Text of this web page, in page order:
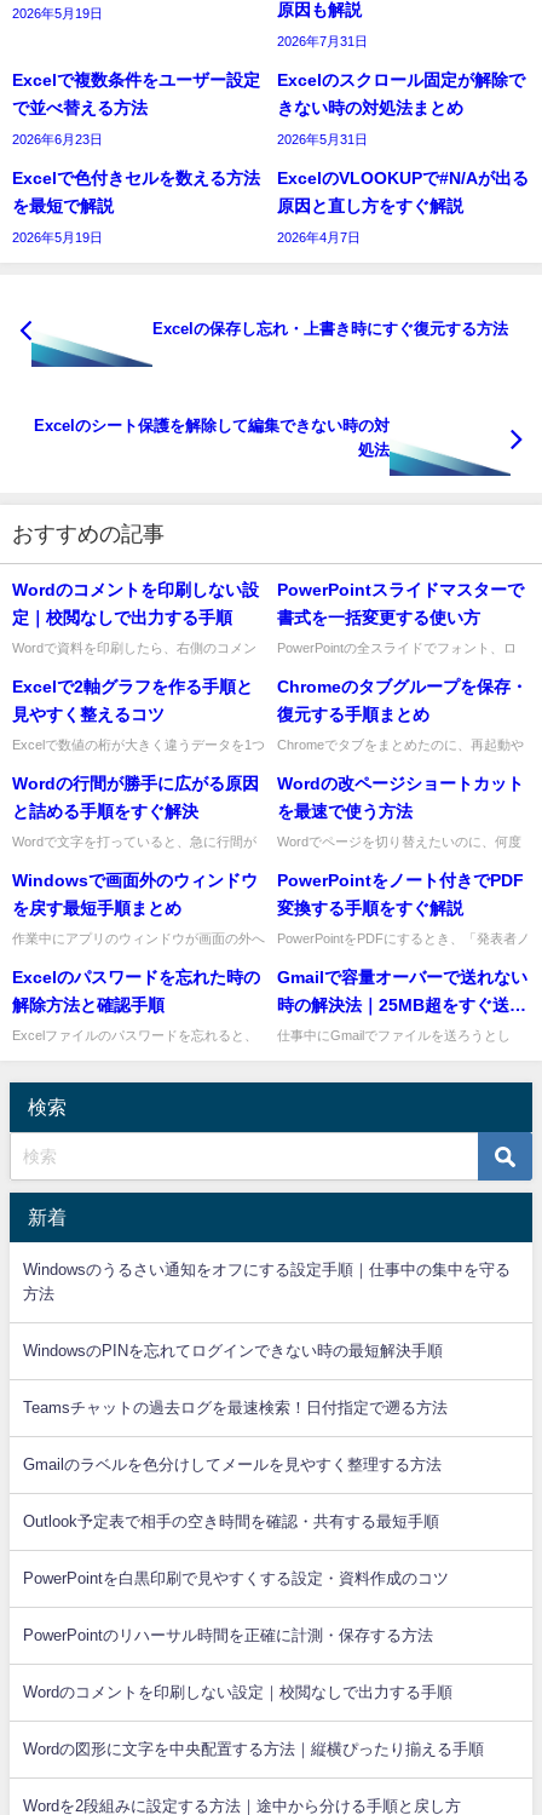
2026年5月19日
原因も解説
2026年7月31日
Excelで複数条件をユーザー設定
で並べ替える方法
2026年6月23日
Excelのスクロール固定が解除で
きない時の対処法まとめ
2026年5月31日
Excelで色付きセルを数える方法
を最短で解説
2026年5月19日
ExcelのVLOOKUPで#N/Aが出る
原因と直し方をすぐ解説
2026年4月7日
Excelの保存し忘れ・上書き時にすぐ復元する方法
Excelのシート保護を解除して編集できない時の対
処法
おすすめの記事
Wordのコメントを印刷しない設
定｜校閲なしで出力する手順
Wordで資料を印刷したら、右側のコメン
という経験はありませんか？社内確認用の
メモを残したまま提出用に...
PowerPointスライドマスターで
書式を一括変更する使い方
PowerPointの全スライドでフォント、ロ
は、1枚ずつ編集する必要はありません。
スライドマスターを...
Excelで2軸グラフを作る手順と
見やすく整えるコツ
Excelで数値の桁が大きく違うデータを1つ
った2軸グラフが最短です。たとえば「売
上金額」と「件数」「...
Chromeのタブグループを保存・
復元する手順まとめ
Chromeでタブをまとめたのに、再起動や
事中は、調べ物の途中や案件ごとのタブ構
成をすぐ戻せるかどうか...
Wordの行間が勝手に広がる原因
と詰める手順をすぐ解決
Wordで文字を打っていると、急に行間が
ね。仕事中にこの状態になると、資料の見
た目が崩れてかなり焦ります...
Wordの改ページショートカット
を最速で使う方法
Wordでページを切り替えたいのに、何度
か。これは見た目は合っていても、文章を
追加した瞬間にレイアウ...
Windowsで画面外のウィンドウ
を戻す最短手順まとめ
作業中にアプリのウィンドウが画面の外へ
せないことがありますよね。特にデュアル
モニターを外した後や、解像...
PowerPointをノート付きでPDF
変換する手順をすぐ解説
PowerPointをPDFにするとき、「発表者ノ
ね。先に結論をお伝えすると、通常の「名
前を付けて保存」...
Excelのパスワードを忘れた時の
解除方法と確認手順
Excelファイルのパスワードを忘れると、
どうかは、どの種類のパ...
Gmailで容量オーバーで送れない
時の解決法｜25MB超をすぐ送る
手順
仕事中にGmailでファイルを送ろうとし
検索
新着
Windowsのうるさい通知をオフにする設定手順｜仕事中の集中を守る
方法
WindowsのPINを忘れてログインできない時の最短解決手順
Teamsチャットの過去ログを最速検索！日付指定で遡る方法
Gmailのラベルを色分けしてメールを見やすく整理する方法
Outlook予定表で相手の空き時間を確認・共有する最短手順
PowerPointを白黒印刷で見やすくする設定・資料作成のコツ
PowerPointのリハーサル時間を正確に計測・保存する方法
Wordのコメントを印刷しない設定｜校閲なしで出力する手順
Wordの図形に文字を中央配置する方法｜縦横ぴったり揃える手順
Wordを2段組みに設定する方法｜途中から分ける手順と戻し方